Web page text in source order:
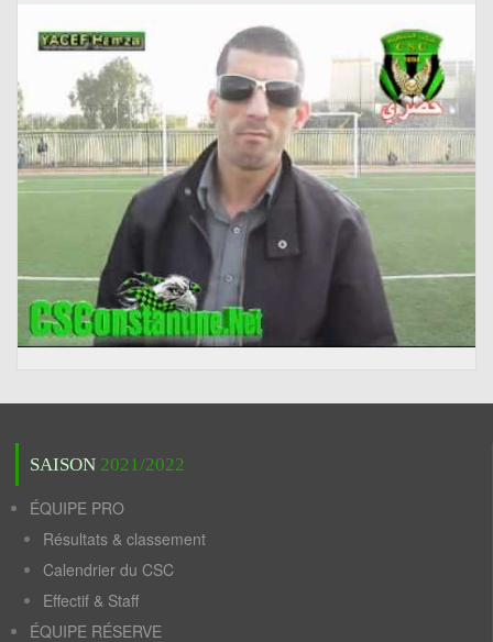
SAISON 2021/2022
ÉQUIPE PRO
Résultats & classement
Calendrier du CSC
Effectif & Staff
ÉQUIPE RÉSERVE